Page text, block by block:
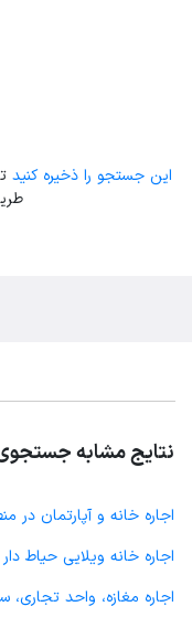
این جستجو را ذخیره کنید
نتایج مشابه
اجاره خانه و آپارتمان در منطقه 9
اجاره خانه ویلایی حیاط دار در
اجاره مغازه، واحد تجاری،